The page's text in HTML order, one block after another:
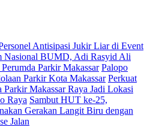
Antisipasi Jukir Liar di Event
Nasional BUMD, Adi Rasyid Ali
Parkir Makassar Palopo
Parkir Kota Makassar Perkuat
Makassar Raya Jadi Lokasi
Raya Sambut HUT ke-25,
Gerakan Langit Biru dengan
Jalan